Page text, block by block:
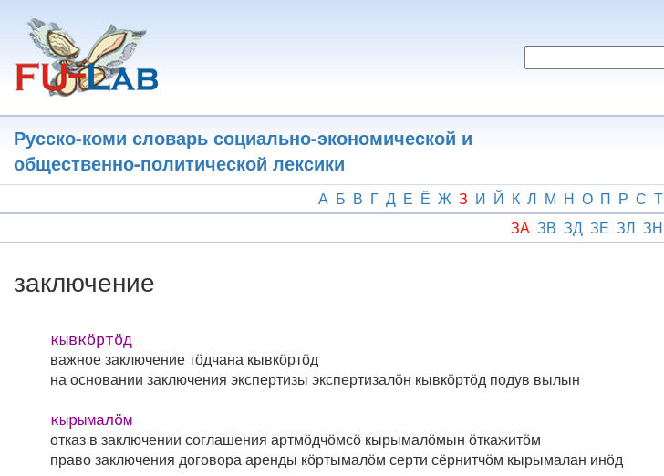
основному
содержанию
Русско-коми словарь социально-экономической и
общественно-политической лексики
А Б В Г Д Е Ё Ж З И Й К Л М Н О П Р С Т
ЗА ЗВ ЗД ЗЕ ЗЛ ЗН
заключение
кывкӧртӧд
важное заключениетӧдчана кывкӧртӧд
на основании заключения экспертизы экспертизалӧн кывкӧртӧд подув вылын
кырымалӧм
отказ в заключении соглашения артмӧдчӧмсӧ кырымалӧмын ӧткажитӧм
право заключения договора аренды кӧртымалӧм серти сёрнитчӧм кырымалан инӧд